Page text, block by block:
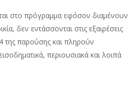
στο πρόγραμμα εφόσον διαμένουν
δεν εντάσσονται στις εξαιρέσεις
παρούσης και πληρούν
περιουσιακά και λοιπά